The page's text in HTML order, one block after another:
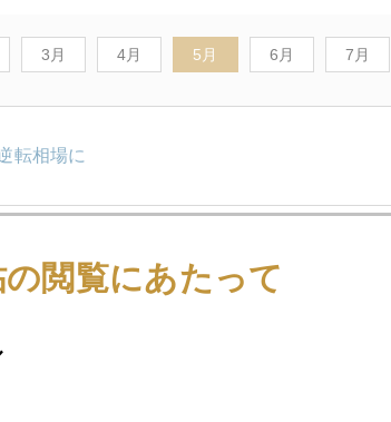
3月 4月 5月 6月 7月
転相場に
ＧＰＴに聞きました「金は下がるか」
閲覧にあたって